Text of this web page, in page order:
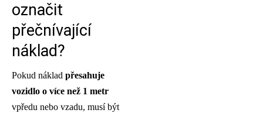
označit
přečnívající
náklad?
Pokud náklad přesahuje
vozidlo o více než 1 metr
vpředu nebo vzadu, musí být